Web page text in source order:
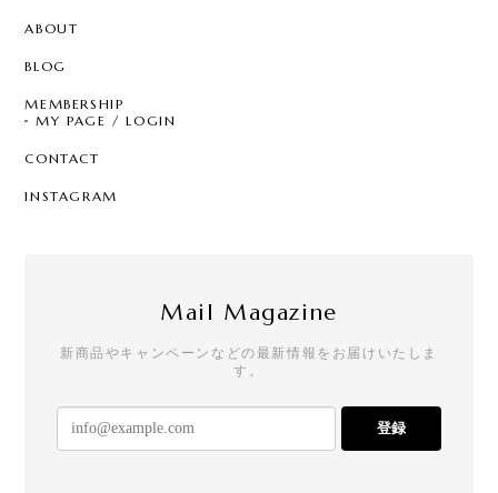
ABOUT
BLOG
MEMBERSHIP
MY PAGE / LOGIN
CONTACT
INSTAGRAM
Mail Magazine
新商品やキャンペーンなどの最新情報をお届けいたしま
す。
登録